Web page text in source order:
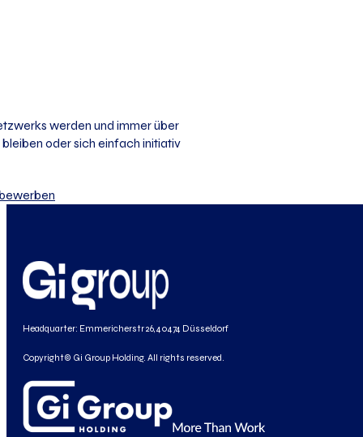
werden und immer über
oder sich einfach initiativ
Headquarter: Emmericherstr 26, 40474 Düsseldorf
Copyright© Gi Group Holding. All rights reserved.